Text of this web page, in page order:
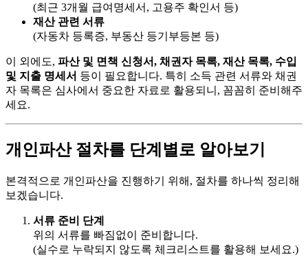
(최근 3개월 급여명세서, 고용주 확인서 등)
재산 관련 서류
(자동차 등록증, 부동산 등기부등본 등)
이 외에도, 파산 및 면책 신청서, 채권자 목록, 재산 목록, 수입
및 지출 명세서 등이 필요합니다. 특히 소득 관련 서류와 채권
자 목록은 심사에서 중요한 자료로 활용되니, 꼼꼼히 준비해주
세요.
개인파산 절차를 단계별로 알아보기
본격적으로 개인파산을 진행하기 위해, 절차를 하나씩 정리해
보겠습니다.
서류 준비 단계
위의 서류를 빠짐없이 준비합니다.
(실수로 누락되지 않도록 체크리스트를 활용해 보세요.)